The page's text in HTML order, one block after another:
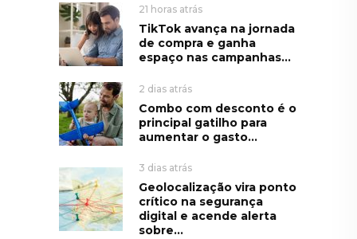
21 horas atrás
TikTok avança na jornada
de compra e ganha
espaço nas campanhas...
2 dias atrás
Combo com desconto é o
principal gatilho para
aumentar o gasto...
3 dias atrás
Geolocalização vira ponto
crítico na segurança
digital e acende alerta
sobre...